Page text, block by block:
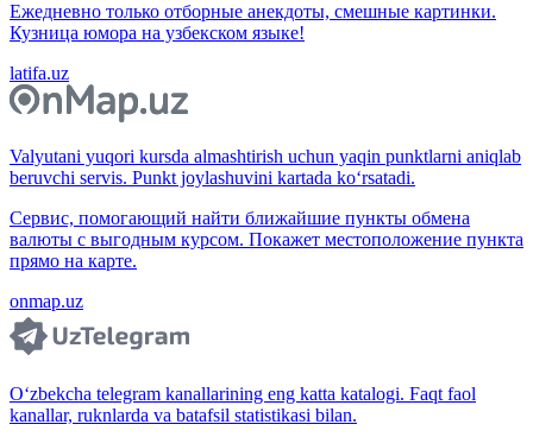
Ежедневно только отборные анекдоты, смешные картинки.
Кузница юмора на узбекском языке!
latifa.uz
Valyutani yuqori kursda almashtirish uchun yaqin punktlarni aniqlab
beruvchi servis. Punkt joylashuvini kartada ko‘rsatadi.
Сервис, помогающий найти ближайшие пункты обмена
валюты с выгодным курсом. Покажет местоположение пункта
прямо на карте.
onmap.uz
O‘zbekcha telegram kanallarining eng katta katalogi. Faqt faol
kanallar, ruknlarda va batafsil statistikasi bilan.